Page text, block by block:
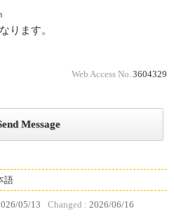
ります。
Web Access No. 3604329
Message
語
05/13 Changed : 2026/06/16